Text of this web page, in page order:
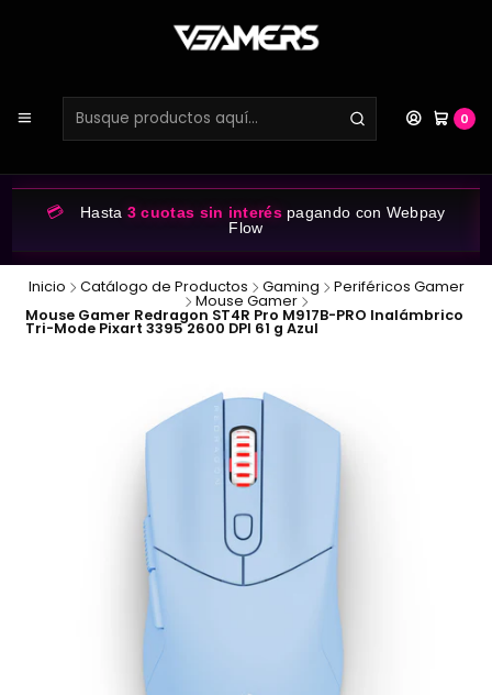
0
💳 Hasta 3 cuotas sin interéspagando con Webpay
Flow
Inicio Catálogo de Productos Gaming Periféricos Gamer
Mouse Gamer
Mouse Gamer Redragon ST4R Pro M917B-PRO Inalámbrico
Tri-Mode Pixart 3395 2600 DPI 61 g Azul